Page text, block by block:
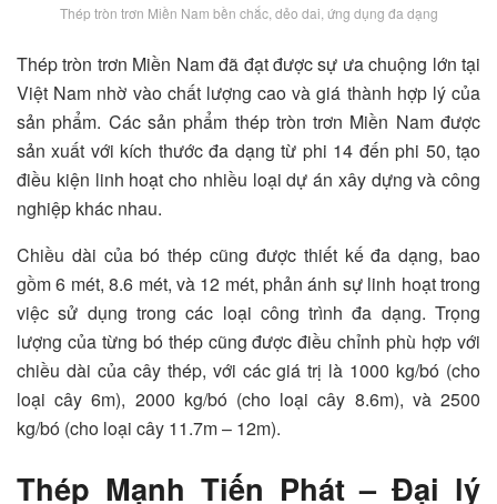
Thép tròn trơn Miền Nam bền chắc, dẻo dai, ứng dụng đa dạng
Thép tròn trơn Miền Nam đã đạt được sự ưa chuộng lớn tại
Việt Nam nhờ vào chất lượng cao và giá thành hợp lý của
sản phẩm. Các sản phẩm thép tròn trơn Miền Nam được
sản xuất với kích thước đa dạng từ phi 14 đến phi 50, tạo
điều kiện linh hoạt cho nhiều loại dự án xây dựng và công
nghiệp khác nhau.
Chiều dài của bó thép cũng được thiết kế đa dạng, bao
gồm 6 mét, 8.6 mét, và 12 mét, phản ánh sự linh hoạt trong
việc sử dụng trong các loại công trình đa dạng. Trọng
lượng của từng bó thép cũng được điều chỉnh phù hợp với
chiều dài của cây thép, với các giá trị là 1000 kg/bó (cho
loại cây 6m), 2000 kg/bó (cho loại cây 8.6m), và 2500
kg/bó (cho loại cây 11.7m – 12m).
Thép Mạnh Tiến Phát – Đại lý